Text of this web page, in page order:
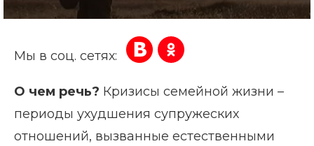
Мы в соц. сетях:
О чем речь? Кризисы семейной жизни –
периоды ухудшения супружеских
отношений, вызванные естественными